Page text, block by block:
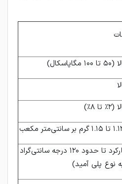
۸٪)
دمای کارکرد تا حدود ۱۲۰ درجه سانتی‌گراد
نوع پلی آمید)